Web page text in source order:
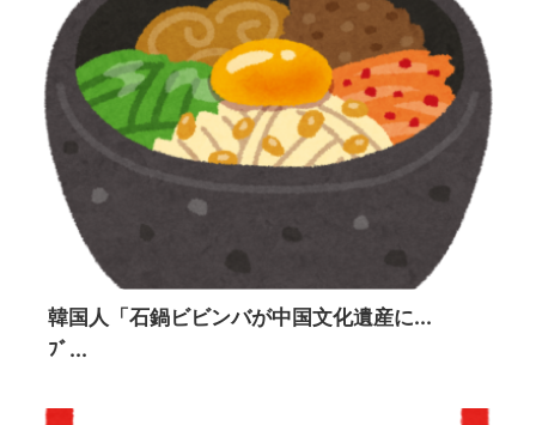
韓国人「石鍋ビビンバが中国文化遺産に...
ﾌﾞ...